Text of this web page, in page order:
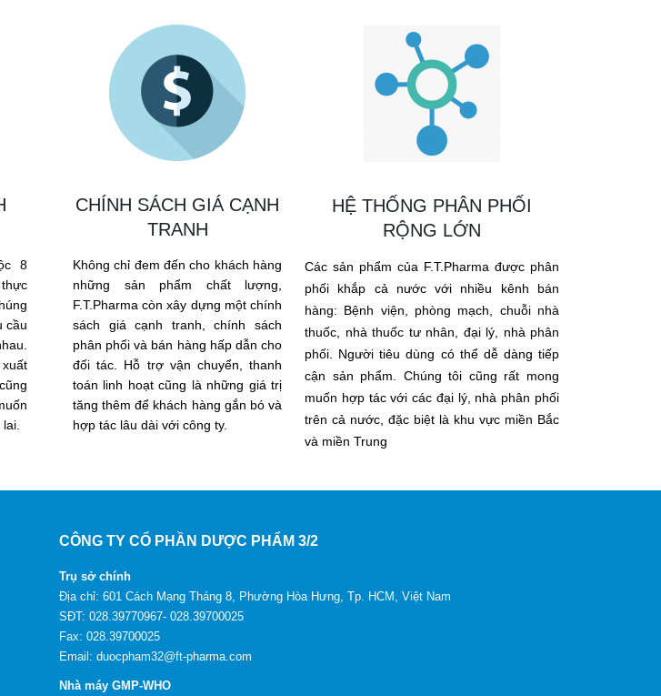
8
cầu
CHÍNH SÁCH GIÁ CẠNH
TRANH
Không chỉ đem đến cho khách hàng
những sản phẩm chất lượng,
F.T.Pharma còn xây dựng một chính
sách giá cạnh tranh, chính sách
phân phối và bán hàng hấp dẫn cho
đối tác. Hỗ trợ vận chuyển, thanh
toán linh hoạt cũng là những giá trị
tăng thêm để khách hàng gắn bó và
hợp tác lâu dài với công ty.
HỆ THỐNG PHÂN PHỐI
RỘNG LỚN
Các sản phẩm của F.T.Pharma được phân
phối khắp cả nước với nhiều kênh bán
hàng: Bệnh viện, phòng mạch, chuỗi nhà
thuốc, nhà thuốc tư nhân, đại lý, nhà phân
phối. Người tiêu dùng có thể dễ dàng tiếp
cận sản phẩm. Chúng tôi cũng rất mong
muốn hợp tác với các đại lý, nhà phân phối
trên cả nước, đặc biệt là khu vực miền Bắc
và miền Trung
CÔNG TY CỔ PHẦN DƯỢC PHẨM 3/2
Trụ sở chính
Địa chỉ: 601 Cách Mạng Tháng 8, Phường Hòa Hưng, Tp. HCM, Việt Nam
SĐT: 028.39770967- 028.39700025
Fax: 028.39700025
Email: duocpham32@ft-pharma.com
Nhà máy GMP-WHO